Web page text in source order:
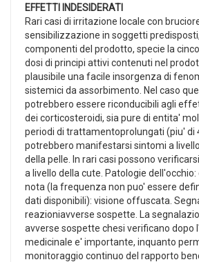
EFFETTI INDESIDERATI
Rari casi di irritazione locale con
sensibilizzazione in soggetti
componenti del prodotto, specie la
dosi di principi attivi contenuti nel
plausibile una facile insorgenza di
sistemici da assorbimento. Nel caso
potrebbero essere riconducibili agli
dei corticosteroidi, sia pure di entita'
periodi di trattamentoprolungati (piu' di
potrebbero manifestarsi sintomi a
della pelle. In rari casi possono
a livello della cute. Patologie
nota (la frequenza non puo' essere
dati disponibili): visione offuscata.
reazioniavverse sospette. La
avverse sospette chesi verificano dopo
medicinale e' importante, inquanto
monitoraggio continuo del rapporto